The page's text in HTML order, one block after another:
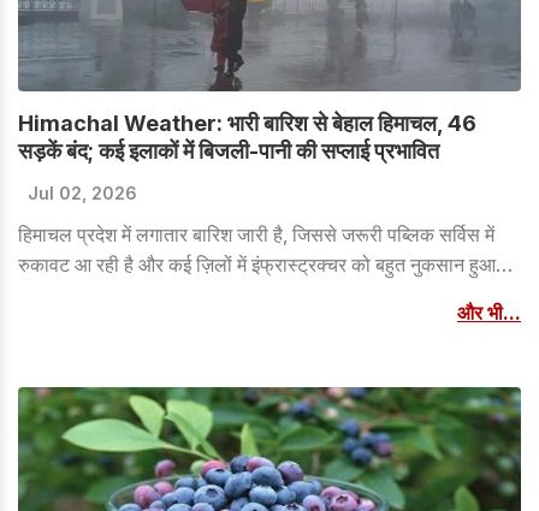
Himachal Weather: भारी बारिश से बेहाल हिमाचल, 46
सड़कें बंद; कई इलाकों में बिजली-पानी की सप्लाई प्रभावित
Jul 02, 2026
हिमाचल प्रदेश में लगातार बारिश जारी है, जिससे जरूरी पब्लिक सर्विस में
रुकावट आ रही है और कई ज़िलों में इंफ्रास्ट्रक्चर को बहुत नुकसान हुआ
और भी...